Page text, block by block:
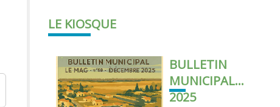
LE KIOSQUE
BULLETIN
MUNICIPAL
2025